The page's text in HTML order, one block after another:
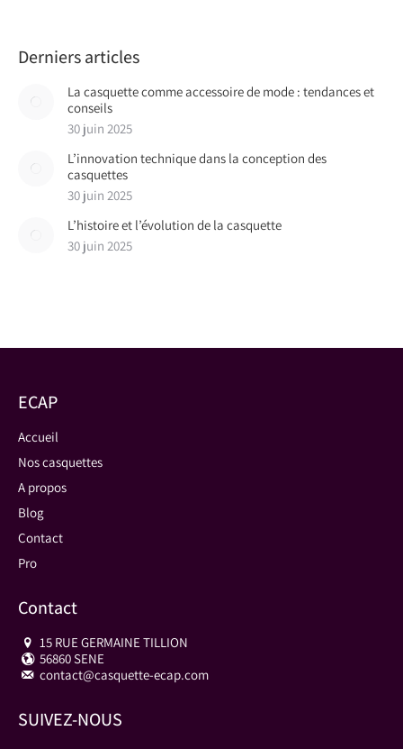
Derniers articles
La casquette comme accessoire de mode : tendances et
conseils
30 juin 2025
L’innovation technique dans la conception des
casquettes
30 juin 2025
L’histoire et l’évolution de la casquette
30 juin 2025
ECAP
Accueil
Nos casquettes
A propos
Blog
Contact
Pro
Contact
15 RUE GERMAINE TILLION
56860 SENE
contact@casquette-ecap.com
SUIVEZ-NOUS